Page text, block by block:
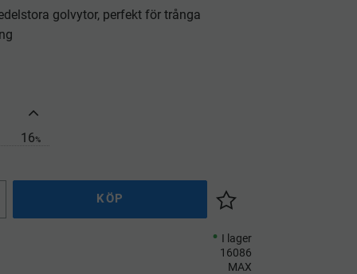
golvytor, perfekt för trånga
16%
KÖP
Lägg till i önskelista
I lager
16086
MAX